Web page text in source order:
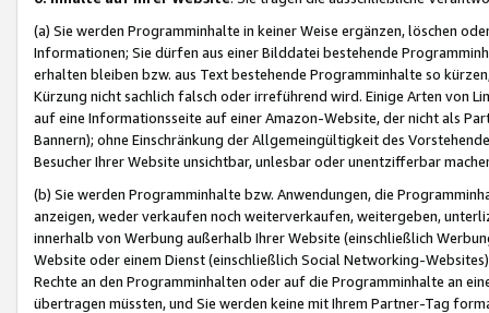
(a) Sie werden Programminhalte in keiner Weise ergänzen, löschen
Informationen; Sie dürfen aus einer Bilddatei bestehende
erhalten bleiben bzw. aus Text bestehende Programminhalte so
Kürzung nicht sachlich falsch oder irreführend wird. Einige Arten von
auf eine Informationsseite auf einer Amazon-Website, der nicht als
Bannern); ohne Einschränkung der Allgemeingültigkeit des
Besucher Ihrer Website unsichtbar, unlesbar oder unentzifferbar
(b) Sie werden Programminhalte bzw. Anwendungen, die
anzeigen, weder verkaufen noch weiterverkaufen, weitergeben,
innerhalb von Werbung außerhalb Ihrer Website (einschließlich
Website oder einem Dienst (einschließlich Social Networking-
Rechte an den Programminhalten oder auf die Programminhalte an
übertragen müssten, und Sie werden keine mit Ihrem Partner-Tag